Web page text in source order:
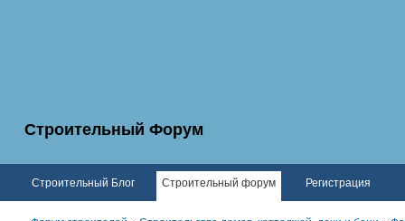
Строительный Форум
Строительный Блог Строительный форум Регистрация